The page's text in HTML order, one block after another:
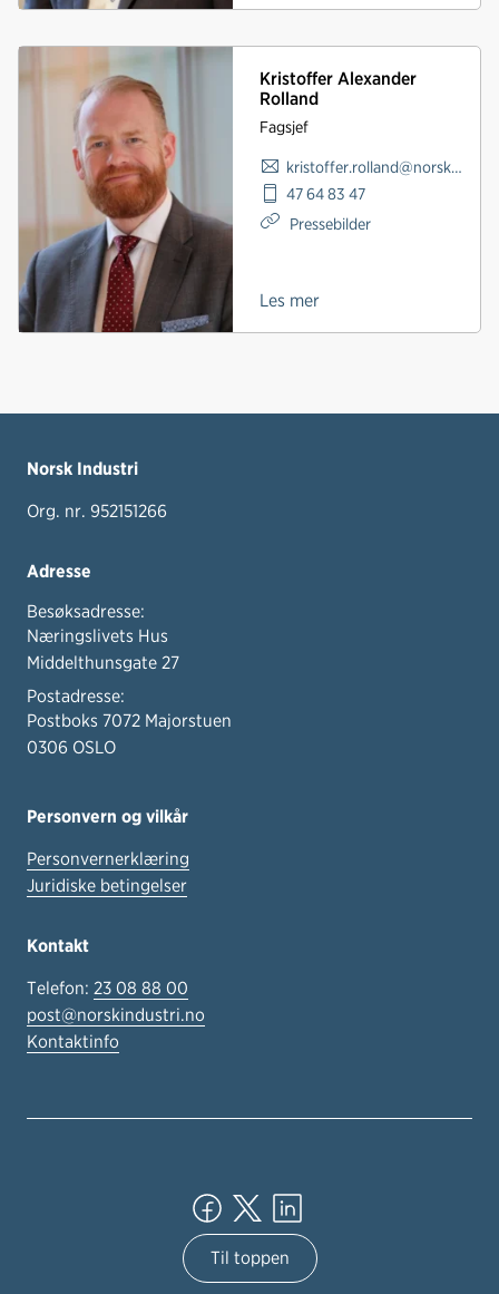
Kristoffer Alexander
Rolland
Fagsjef
kristoffer.rolland@norskindustri.no
47 64 83 47
Pressebilder
Les mer
Norsk Industri
Org. nr. 952151266
Adresse
Besøksadresse:
Næringslivets Hus
Middelthunsgate 27
Postadresse:
Postboks 7072 Majorstuen
0306 OSLO
Personvern og vilkår
Personvernerklæring
Juridiske betingelser
Kontakt
Telefon: 23 08 88 00
post@norskindustri.no
Kontaktinfo
Til toppen